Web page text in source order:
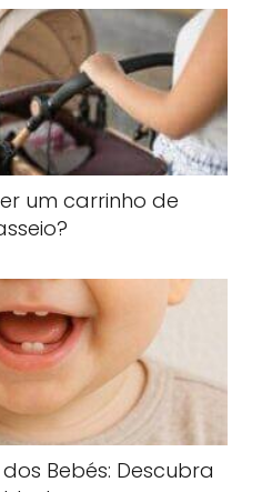
um carrinho de
Bebés: Descubra